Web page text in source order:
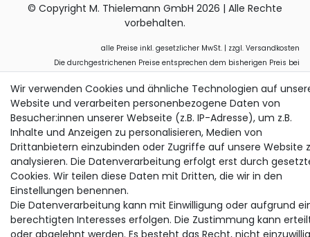
© Copyright M. Thielemann GmbH 2026 | Alle Rechte
vorbehalten.
alle Preise inkl. gesetzlicher MwSt. | zzgl. Versandkosten
Die durchgestrichenen Preise entsprechen dem bisherigen Preis bei
Wir verwenden Cookies und ähnliche Technologien auf
Website und verarbeiten personenbezogene Daten von
Besucher:innen unserer Webseite (z.B. IP-Adresse), um z.B.
Inhalte und Anzeigen zu personalisieren, Medien von
Drittanbietern einzubinden oder Zugriffe auf unsere Website
analysieren. Die Datenverarbeitung erfolgt erst durch
Cookies. Wir teilen diese Daten mit Dritten, die wir in den
Einstellungen benennen.
Die Datenverarbeitung kann mit Einwilligung oder aufgrund
berechtigten Interesses erfolgen. Die Zustimmung kann
oder abgelehnt werden. Es besteht das Recht, nicht